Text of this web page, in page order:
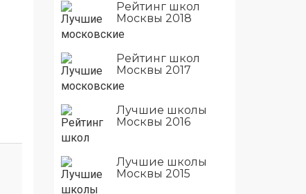
Рейтинг школ
Москвы 2018
Рейтинг школ
Москвы 2017
Лучшие школы
Москвы 2016
Лучшие школы
Москвы 2015